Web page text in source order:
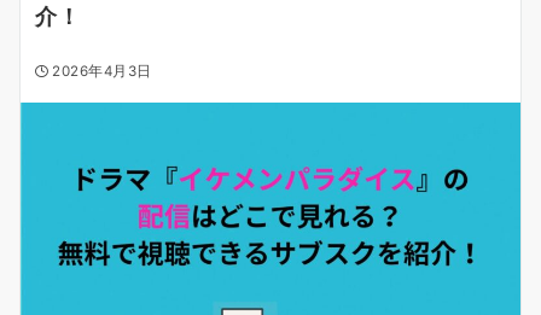
介！
2026年4月3日